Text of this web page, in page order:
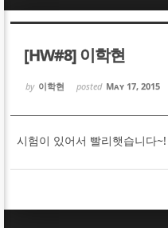
[HW#8] 이학현
by 이학현 posted May 17, 2015
시험이 있어서 빨리햇습니다~!
Sketchbook5,
Sketchbook5,
Sketchbook5,
Sketchbook5,